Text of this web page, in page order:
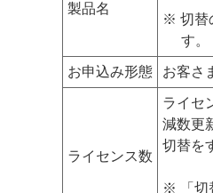
製品名
※ 切替
す。
お申込み形態 お客さ
ライセンス数
ライセ
減数更
切替を
※ 「切